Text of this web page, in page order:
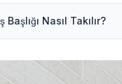
Başlığı Nasıl Takılır?